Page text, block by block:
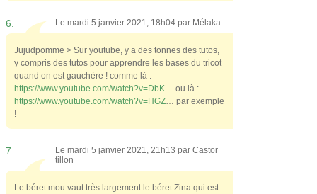
6. Le mardi 5 janvier 2021, 18h04 par Mélaka
Jujudpomme > Sur youtube, y a des tonnes des tutos,
y compris des tutos pour apprendre les bases du tricot
quand on est gauchère ! comme là :
https://www.youtube.com/watch?v=DbK… ou là :
https://www.youtube.com/watch?v=HGZ… par exemple
!
7. Le mardi 5 janvier 2021, 21h13 par Castor
tillon
Le béret mou vaut très largement le béret Zina qui est